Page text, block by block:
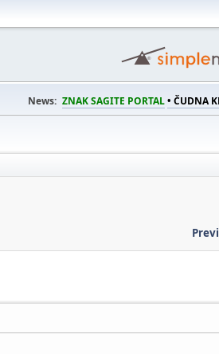
News: ZNAK SAGITE PORTAL• ČUDNA